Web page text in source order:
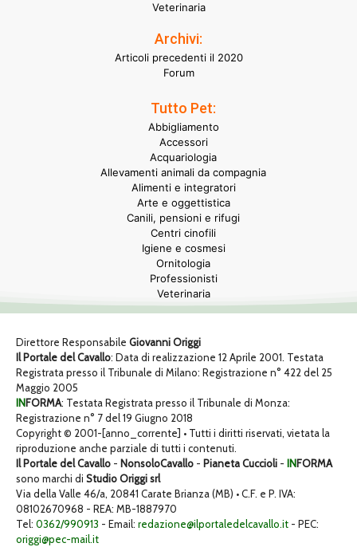
Veterinaria
Archivi:
Articoli precedenti il 2020
Forum
Tutto Pet:
Abbigliamento
Accessori
Acquariologia
Allevamenti animali da compagnia
Alimenti e integratori
Arte e oggettistica
Canili, pensioni e rifugi
Centri cinofili
Igiene e cosmesi
Ornitologia
Professionisti
Veterinaria
Direttore Responsabile Giovanni Origgi
Il Portale del Cavallo: Data di realizzazione 12 Aprile 2001. Testata
Registrata presso il Tribunale di Milano: Registrazione n° 422 del 25
Maggio 2005
INFORMA: Testata Registrata presso il Tribunale di Monza:
Registrazione n° 7 del 19 Giugno 2018
Copyright © 2001-[anno_corrente] • Tutti i diritti riservati, vietata la
riproduzione anche parziale di tutti i contenuti.
Il Portale del Cavallo - NonsoloCavallo - Pianeta Cuccioli - INFORMA
sono marchi di Studio Origgi srl
Via della Valle 46/a, 20841 Carate Brianza (MB) • C.F. e P. IVA:
08102670968 - REA: MB-1887970
Tel: 0362/990913 - Email: redazione@ilportaledelcavallo.it - PEC:
origgi@pec-mail.it